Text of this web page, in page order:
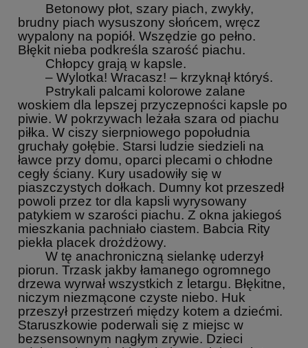
Betonowy płot, szary piach, zwykły,
brudny piach wysuszony słońcem, wręcz
wypalony na popiół. Wszędzie go pełno.
Błękit nieba podkreśla szarość piachu.
Chłopcy grają w kapsle.
– Wylotka! Wracasz! – krzyknął któryś.
Pstrykali palcami kolorowe zalane
woskiem dla lepszej przyczepności kapsle po
piwie. W pokrzywach leżała szara od piachu
piłka. W ciszy sierpniowego popołudnia
gruchały gołębie. Starsi ludzie siedzieli na
ławce przy domu, oparci plecami o chłodne
cegły ściany. Kury usadowiły się w
piaszczystych dołkach. Dumny kot przeszedł
powoli przez tor dla kapsli wyrysowany
patykiem w szarości piachu. Z okna jakiegoś
mieszkania pachniało ciastem. Babcia Rity
piekła placek drożdżowy.
W tę anachroniczną sielankę uderzył
piorun. Trzask jakby łamanego ogromnego
drzewa wyrwał wszystkich z letargu. Błękitne,
niczym niezmącone czyste niebo. Huk
przeszył przestrzeń między kotem a dziećmi.
Staruszkowie poderwali się z miejsc w
bezsensownym nagłym zrywie. Dzieci